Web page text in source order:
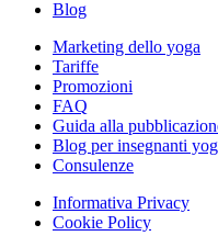
Blog
Marketing dello yoga
Tariffe
Promozioni
FAQ
Guida alla
Blog per insegnanti
Consulenze
Informativa Privacy
Cookie Policy